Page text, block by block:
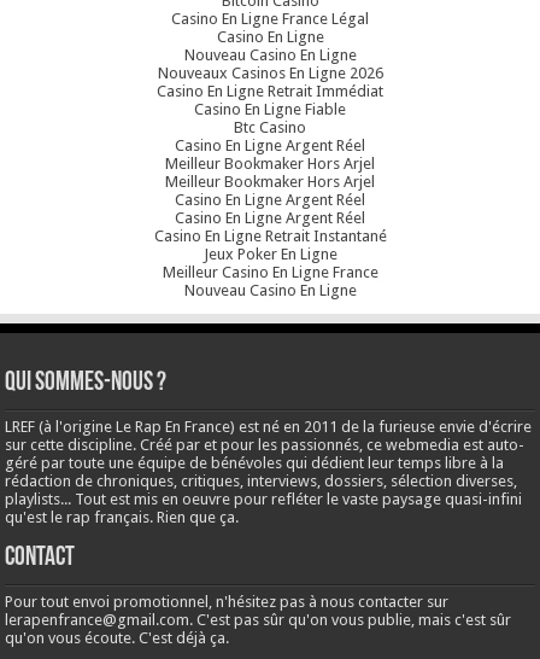
Casino En Ligne France Légal
Casino En Ligne
Nouveau Casino En Ligne
Nouveaux Casinos En Ligne 2026
Casino En Ligne Retrait Immédiat
Casino En Ligne Fiable
Btc Casino
Casino En Ligne Argent Réel
Meilleur Bookmaker Hors Arjel
Meilleur Bookmaker Hors Arjel
Casino En Ligne Argent Réel
Casino En Ligne Argent Réel
Casino En Ligne Retrait Instantané
Jeux Poker En Ligne
Meilleur Casino En Ligne France
Nouveau Casino En Ligne
Qui sommes-nous ?
LREF (à l'origine Le Rap En France) est né en 2011 de la furieuse envie d'écrire
sur cette discipline. Créé par et pour les passionnés, ce webmedia est auto-
géré par toute une équipe de bénévoles qui dédient leur temps libre à la
rédaction de chroniques, critiques, interviews, dossiers, sélection diverses,
playlists... Tout est mis en oeuvre pour refléter le vaste paysage quasi-infini
qu'est le rap français. Rien que ça.
Contact
Pour tout envoi promotionnel, n'hésitez pas à nous contacter sur
lerapenfrance@gmail.com. C'est pas sûr qu'on vous publie, mais c'est sûr
qu'on vous écoute. C'est déjà ça.